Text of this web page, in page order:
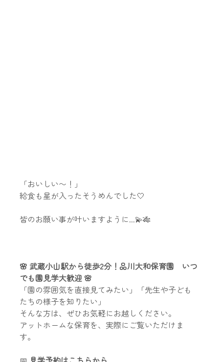
「おいしい〜！」
給食も星が入ったそうめんでした🤍
皆のお願い事が叶いますように...💫🎋
🌸 武蔵小山駅から徒歩2分！品川大和保育園　いつ
でも園見学大歓迎 🌸
「園の雰囲気を直接見てみたい」「先生や子ども
たちの様子を知りたい」
そんな方は、ぜひお気軽にお越しください。
アットホームな保育を、実際にご覧いただけま
す。